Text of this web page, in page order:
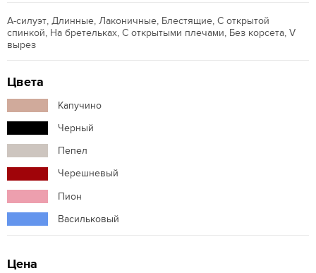
А-силуэт, Длинные, Лаконичные, Блестящие, С открытой
спинкой, На бретельках, С открытыми плечами, Без корсета, V
вырез
Цвета
Капучино
Черный
Пепел
Черешневый
Пион
Васильковый
Цена